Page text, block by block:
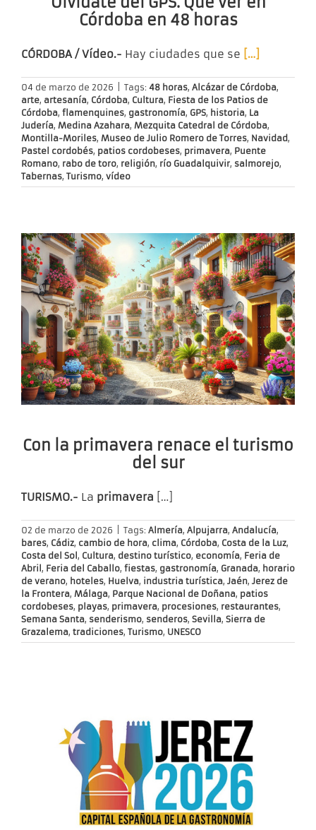
Córdoba en 48 horas
CÓRDOBA / Vídeo.- Hay ciudades que se […]
04 de marzo de 2026 Tags: 48 horas, Alcázar de Córdoba,
arte, artesanía, Córdoba, Cultura, Fiesta de los Patios de
Córdoba, flamenquines, gastronomía, GPS, historia, La
Judería, Medina Azahara, Mezquita Catedral de Córdoba,
Montilla-Moriles, Museo de Julio Romero de Torres, Navidad,
Pastel cordobés, patios cordobeses, primavera, Puente
Romano, rabo de toro, religión, río Guadalquivir, salmorejo,
Tabernas, Turismo, vídeo
Con la primavera renace el turismo
del sur
TURISMO.- La primavera […]
02 de marzo de 2026 Tags: Almería, Alpujarra, Andalucía,
bares, Cádiz, cambio de hora, clima, Córdoba, Costa de la Luz,
Costa del Sol , Cultura, destino turístico, economía, Feria de
Abril , Feria del Caballo, fiestas, gastronomía, Granada, horario
de verano, hoteles, Huelva, industria turística, Jaén, Jerez de
la Frontera, Málaga, Parque Nacional de Doñana, patios
cordobeses, playas, primavera, procesiones, restaurantes,
Semana Santa, senderismo, senderos, Sevilla, Sierra de
Grazalema, tradiciones, Turismo, UNESCO